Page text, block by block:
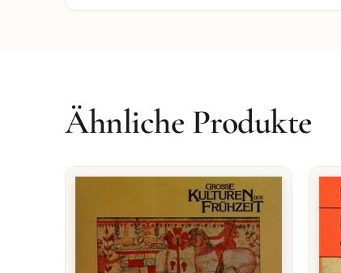
Ähnliche Produkte